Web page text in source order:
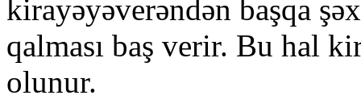
kirayəyəverəndən başqa
qalması baş verir. Bu hal
olunur.